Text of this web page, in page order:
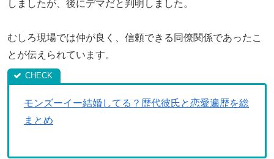
しましたが、後にデマだと判明しました。
むしろ現場では仲が良く、信頼できる同僚関係であったこ
とが伝えられています。
モンズーイー結婚してる？歴代彼氏と恋愛遍歴を総
まとめ